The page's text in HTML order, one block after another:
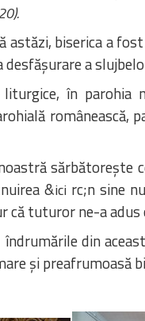
astăzi, biserica a
desfășurare a
în parohia
sărbătorește
&ici rc;n sine
că tuturor ne-a adus
îndrumările din
și preafrumoasă